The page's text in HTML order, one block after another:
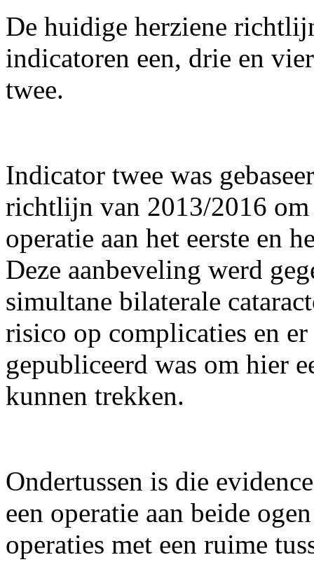
De huidige herziene
indicatoren een, drie en
twee.
Indicator twee was
richtlijn van 2013/2016 om
operatie aan het eerste en
Deze aanbeveling werd
simultane bilaterale
risico op complicaties en
gepubliceerd was om hier
kunnen trekken.
Ondertussen is die
een operatie aan beide
operaties met een ruime